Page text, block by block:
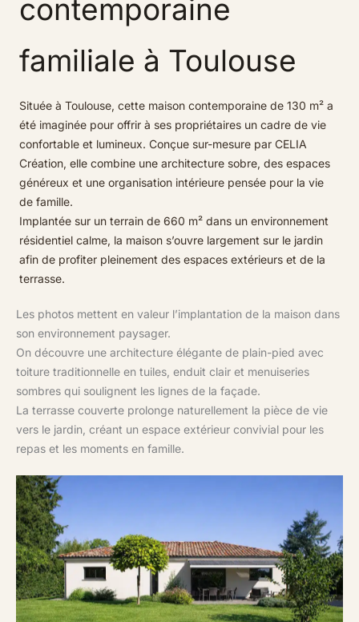
contemporaine
familiale à Toulouse
Située à Toulouse, cette maison contemporaine de 130 m² a
été imaginée pour offrir à ses propriétaires un cadre de vie
confortable et lumineux. Conçue sur-mesure par CELIA
Création, elle combine une architecture sobre, des espaces
généreux et une organisation intérieure pensée pour la vie
de famille.
Implantée sur un terrain de 660 m² dans un environnement
résidentiel calme, la maison s’ouvre largement sur le jardin
afin de profiter pleinement des espaces extérieurs et de la
terrasse.
Les photos mettent en valeur l’implantation de la maison dans
son environnement paysager.
On découvre une architecture élégante de plain-pied avec
toiture traditionnelle en tuiles, enduit clair et menuiseries
sombres qui soulignent les lignes de la façade.
La terrasse couverte prolonge naturellement la pièce de vie
vers le jardin, créant un espace extérieur convivial pour les
repas et les moments en famille.